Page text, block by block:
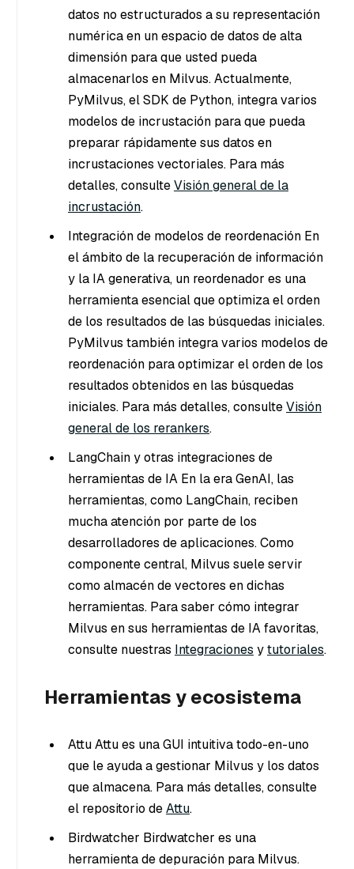
datos no estructurados a su representación
numérica en un espacio de datos de alta
dimensión para que usted pueda
almacenarlos en Milvus. Actualmente,
PyMilvus, el SDK de Python, integra varios
modelos de incrustación para que pueda
preparar rápidamente sus datos en
incrustaciones vectoriales. Para más
detalles, consulteVisión general de la
incrustación.
Integración de modelos de reordenación En
el ámbito de la recuperación de información
y la IA generativa, un reordenador es una
herramienta esencial que optimiza el orden
de los resultados de las búsquedas iniciales.
PyMilvus también integra varios modelos de
reordenación para optimizar el orden de los
resultados obtenidos en las búsquedas
iniciales. Para más detalles, consulteVisión
general de los rerankers.
LangChain y otras integraciones de
herramientas de IA En la era GenAI, las
herramientas, como LangChain, reciben
mucha atención por parte de los
desarrolladores de aplicaciones. Como
componente central, Milvus suele servir
como almacén de vectores en dichas
herramientas. Para saber cómo integrar
Milvus en sus herramientas de IA favoritas,
consulte nuestras Integraciones ytutoriales.
Herramientas y ecosistema
Attu Attu es una GUI intuitiva todo-en-uno
que le ayuda a gestionar Milvus y los datos
que almacena. Para más detalles, consulte
el repositorio deAttu.
Birdwatcher Birdwatcher es una
herramienta de depuración para Milvus.